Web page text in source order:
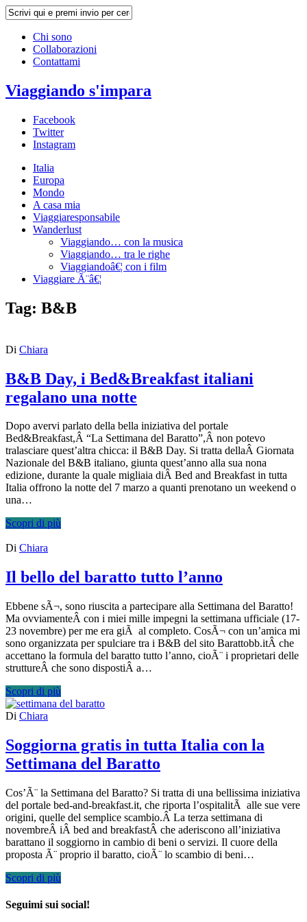
Chi sono
Collaborazioni
Contattami
Viaggiando s'impara
Facebook
Twitter
Instagram
Italia
Europa
Mondo
A casa mia
Viaggiaresponsabile
Wanderlust
Viaggiando… con la musica
Viaggiando… tra le righe
Viaggiandoâ€¦ con i film
Viaggiare Ã¨â€¦
Tag: B&B
Di Chiara
B&B Day, i Bed&Breakfast italiani
regalano una notte
Dopo avervi parlato della bella iniziativa del portale
Bed&Breakfast,Â “La Settimana del Baratto”,Â non potevo
tralasciare quest’altra chicca: il B&B Day. Si tratta dellaÂ Giornata
Nazionale del B&B italiano, giunta quest’anno alla sua nona
edizione, durante la quale migliaia diÂ Bed and Breakfast in tutta
Italia offrono la notte del 7 marzo a quanti prenotano un weekend o
una…
Scopri di più
Di Chiara
Il bello del baratto tutto l’anno
Ebbene sÃ¬, sono riuscita a partecipare alla Settimana del Baratto!
Ma ovviamenteÂ con i miei mille impegni la settimana ufficiale (17-
23 novembre) per me era giÃ al completo. CosÃ¬ con un’amica mi
sono organizzata per spulciare tra i B&B del sito Barattobb.itÂ che
accettano la formula del baratto tutto l’anno, cioÃ¨ i proprietari delle
struttureÂ che sono dispostiÂ a…
Scopri di più
Di Chiara
Soggiorna gratis in tutta Italia con la
Settimana del Baratto
Cos’Ã¨ la Settimana del Baratto? Si tratta di una bellissima iniziativa
del portale bed-and-breakfast.it, che riporta l’ospitalitÃ alle sue vere
origini, quelle del semplice scambio.Â La terza settimana di
novembreÂ iÂ bed and breakfastÂ che aderiscono all’iniziativa
barattano il soggiorno in cambio di beni o servizi. Il cuore della
proposta Ã¨ proprio il baratto, cioÃ¨ lo scambio di beni…
Scopri di più
Seguimi sui social!